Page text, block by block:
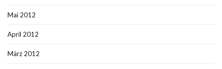
Mai 2012
April 2012
März 2012